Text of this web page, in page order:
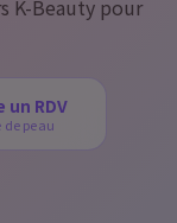
K-Beauty pour
un RDV
peau